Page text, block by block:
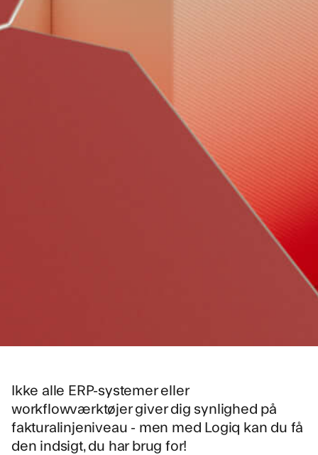
Ikke alle ERP-systemer eller
workflowværktøjer giver dig synlighed på
fakturalinjeniveau - men med Logiq kan du få
den indsigt, du har brug for!